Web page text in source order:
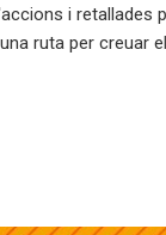
i retallades
ruta per creuar